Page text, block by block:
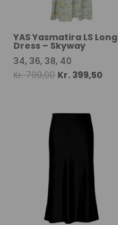
YAS Yasmatira LS Long
Dress – Skyway
34, 36, 38, 40
Kr.799,00 Original
Kr. 799,00.
Kr. 399,50